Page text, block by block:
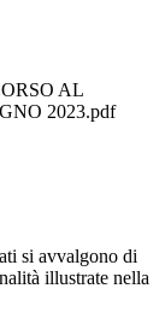
AL
2023.pdf
si avvalgono di
illustrate nella